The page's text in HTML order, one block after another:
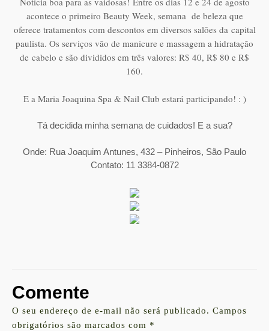
acontece o primeiro Beauty Week, semana de beleza que
oferece tratamentos com descontos em diversos salões da capital
paulista. Os serviços vão de manicure e massagem a hidratação
de cabelo e são divididos em três valores: R$ 40, R$ 80 e R$
160.
E a Maria Joaquina Spa & Nail Club estará participando! : )
Tá decidida minha semana de cuidados! E a sua?
Onde: Rua Joaquim Antunes, 432 – Pinheiros, São Paulo
Contato: 11 3384-0872
Comente
O seu endereço de e-mail não será publicado. Campos
obrigatórios são marcados com *